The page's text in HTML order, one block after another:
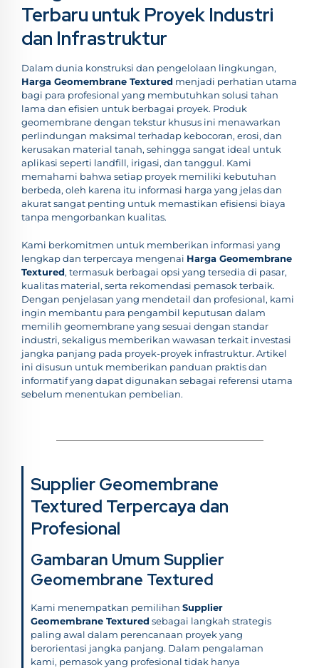
Terbaru untuk Proyek Industri
dan Infrastruktur
Dalam dunia konstruksi dan pengelolaan lingkungan,
Harga Geomembrane Textured menjadi perhatian utama
bagi para profesional yang membutuhkan solusi tahan
lama dan efisien untuk berbagai proyek. Produk
geomembrane dengan tekstur khusus ini menawarkan
perlindungan maksimal terhadap kebocoran, erosi, dan
kerusakan material tanah, sehingga sangat ideal untuk
aplikasi seperti landfill, irigasi, dan tanggul. Kami
memahami bahwa setiap proyek memiliki kebutuhan
berbeda, oleh karena itu informasi harga yang jelas dan
akurat sangat penting untuk memastikan efisiensi biaya
tanpa mengorbankan kualitas.
Kami berkomitmen untuk memberikan informasi yang
lengkap dan terpercaya mengenai Harga Geomembrane
Textured, termasuk berbagai opsi yang tersedia di pasar,
kualitas material, serta rekomendasi pemasok terbaik.
Dengan penjelasan yang mendetail dan profesional, kami
ingin membantu para pengambil keputusan dalam
memilih geomembrane yang sesuai dengan standar
industri, sekaligus memberikan wawasan terkait investasi
jangka panjang pada proyek-proyek infrastruktur. Artikel
ini disusun untuk memberikan panduan praktis dan
informatif yang dapat digunakan sebagai referensi utama
sebelum menentukan pembelian.
Supplier Geomembrane
Textured Terpercaya dan
Profesional
Gambaran Umum Supplier
Geomembrane Textured
Kami menempatkan pemilihan Supplier
Geomembrane Textured sebagai langkah strategis
paling awal dalam perencanaan proyek yang
berorientasi jangka panjang. Dalam pengalaman
kami, pemasok yang profesional tidak hanya